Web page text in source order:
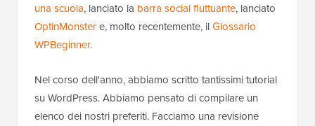
una scuola, lanciato la barra social fluttuante, lanciato
OptinMonstere, molto recentemente, ilGlossario
WPBeginner.
Nel corso dell'anno, abbiamo scritto tantissimi tutorial
su WordPress. Abbiamo pensato di compilare un
elenco dei nostri preferiti. Facciamo una revisione